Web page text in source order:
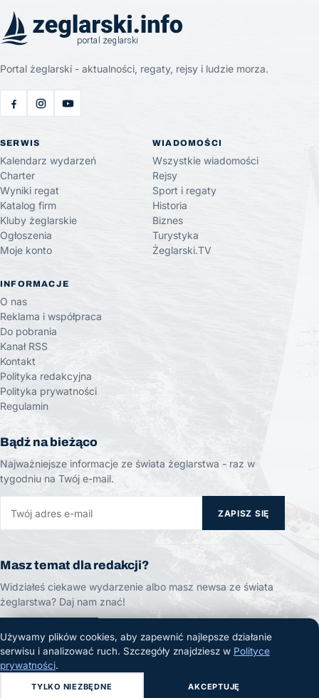
Portal żeglarski - aktualności, regaty, rejsy i ludzie morza.
SERWIS
Kalendarz wydarzeń
Charter
Wyniki regat
Katalog firm
Kluby żeglarskie
Ogłoszenia
Moje konto
WIADOMOŚCI
Wszystkie wiadomości
Rejsy
Sport i regaty
Historia
Biznes
Turystyka
Żeglarski.TV
INFORMACJE
O nas
Reklama i współpraca
Do pobrania
Kanał RSS
Kontakt
Polityka redakcyjna
Polityka prywatności
Regulamin
Bądź na bieżąco
Najważniejsze informacje ze świata żeglarstwa - raz w
tygodniu na Twój e-mail.
ZAPISZ SIĘ
Masz temat dla redakcji?
Widziałeś ciekawe wydarzenie albo masz newsa ze świata
żeglarstwa? Daj nam znać!
ZGŁOŚ TEMAT
© 2026 Żeglarski.info. Wszelkie prawa zastrzeżone.
Używamy plików cookies, aby zapewnić najlepsze działanie
serwisu i analizować ruch. Szczegóły znajdziesz w Polityce
prywatności.
TYLKO NIEZBĘDNE AKCEPTUJĘ